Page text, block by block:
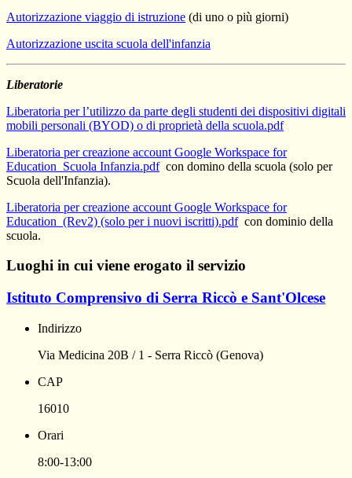
Autorizzazione viaggio di istruzione (di uno o più giorni)
Autorizzazione uscita scuola dell'infanzia
Liberatorie
Liberatoria per l’utilizzo da parte degli studenti dei dispositivi digitali
mobili personali (BYOD) o di proprietà della scuola.pdf
Liberatoria per creazione account Google Workspace for
Education_Scuola Infanzia.pdfcon domino della scuola (solo per
Scuola dell'Infanzia).
Liberatoria per creazione account Google Workspace for
Education_(Rev2) (solo per i nuovi iscritti).pdf con dominio della
scuola.
Luoghi in cui viene erogato il servizio
Istituto Comprensivo di Serra Riccò e Sant'Olcese
Indirizzo
Via Medicina 20B / 1 - Serra Riccò (Genova)
CAP
16010
Orari
8:00-13:00